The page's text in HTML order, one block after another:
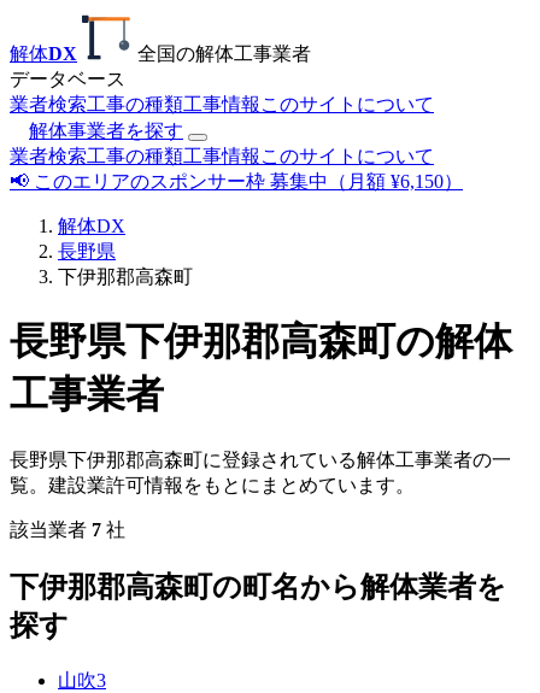
解体DX
全国の解体工事業者
データベース
業者検索工事の種類工事情報 このサイトについて
解体事業者を探す
業者検索工事の種類工事情報 このサイトについて
📢 このエリアのスポンサー枠 募集中（月額 ¥6,150）
解体DX
長野県
下伊那郡高森町
長野県下伊那郡高森町の解体
工事業者
長野県下伊那郡高森町に登録されている解体工事業者の一
覧。建設業許可情報をもとにまとめています。
該当業者 7 社
下伊那郡高森町の町名から解体業者を
探す
山吹3